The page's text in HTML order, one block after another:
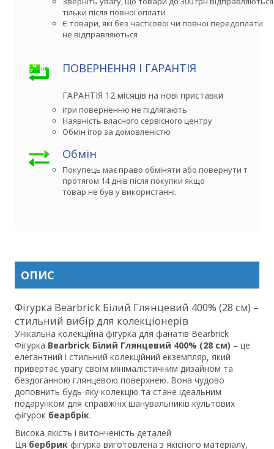
тільки після повної оплати
Є товари, які без часткової чи повної передоплати
не відправляються
ПОВЕРНЕННЯ І ГАРАНТІЯ
ГАРАНТІЯ 12 місяців на нові приставки
ігри поверненню не підлягають
Наявність власного сервісного центру
Обмін ігор за домовленістю
Обмін
Покупець має право обміняти або повернути товар
протягом 14 днів після покупки якщо
товар не був у використанні.
ОПИС
Фігурка Bearbrick Білий Глянцевий 400% (28 см) –
стильний вибір для колекціонерів
Унікальна колекційна фігурка для фанатів Bearbrick
Фігурка Bearbrick Білий Глянцевий 400% (28 см) – це
елегантний і стильний колекційний екземпляр, який
привертає увагу своїм мінімалістичним дизайном та
бездоганною глянцевою поверхнею. Вона чудово
доповнить будь-яку колекцію та стане ідеальним
подарунком для справжніх шанувальників культових
фігурок беарбрік.
Висока якість і витонченість деталей
Ця бербрик фігурка виготовлена з якісного матеріалу,